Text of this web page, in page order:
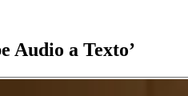
Audio a Texto’